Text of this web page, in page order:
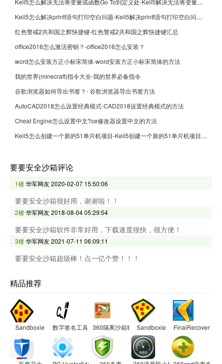
Keil5怎么解决printf语句打印空白问题-Keil5解决printf语句打印空白问题的方法
红色警戒2共和国之辉快捷键-红色警戒2共和国之辉快捷键汇总
office2016怎么激活密钥？-office2016怎么安装？
word怎么安装方正小标宋简体-word安装方正小标宋简体的方法
我的世界(minecraft)指令大全-我的世界必备指令
谷歌浏览器如何导出书签？- 谷歌浏览器导出书签方法
AutoCAD2018怎么设置经典模式-CAD2018设置经典模式的方法
Cheat Engine怎么设置中文?ce修改器设置中文的方法
Keil5怎么创建一个新的51单片机项目-Keil5创建一个新的51单片机项目的方法
要要安全沙箱评论
1楼华军网友2020-02-07 15:50:06
要要安全沙箱很好用，谢谢啦！！
2楼华军网友2018-08-04 05:29:54
要要安全沙箱软件非常好用，下载速度很快，很方便！
3楼华军网友2021-07-11 06:09:11
要要安全沙箱超级棒！点一亿个赞！！！
精品推荐
Sandboxie 数字签名工具 360隔离沙箱独立版Sandboxie FinalRecovery